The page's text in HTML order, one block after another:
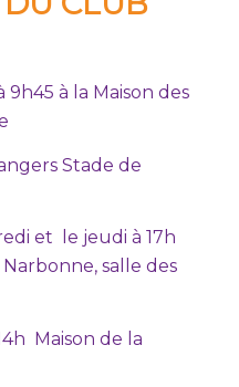
9h45 à la Maison des
Stade de
et le jeudi à 17h
salle des
Maison de la